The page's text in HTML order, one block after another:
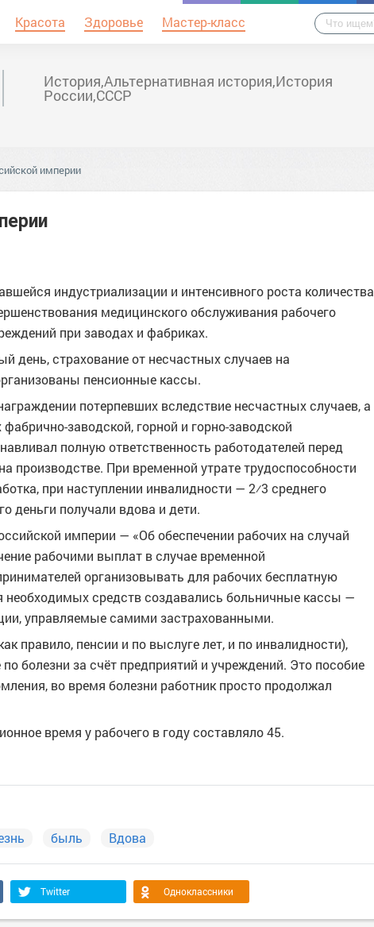
Красота Здоровье Мастер-класс
История,Альтернативная история,История
России,СССР
империи
индустриализации и интенсивного роста количества
медицинского обслуживания рабочего
при заводах и фабриках.
день, страхование от несчастных случаев на
пенсионные кассы.
потерпевших вследствие несчастных случаев, а
заводской, горной и горно-заводской
полную ответственность работодателей перед
производстве. При временной утрате трудоспособности
при наступлении инвалидности — 2⁄3 среднего
деньги получали вдова и дети.
империи — «Об обеспечении рабочих на случай
рабочими выплат в случае временной
организовывать для рабочих бесплатную
средств создавались больничные кассы —
управляемые самими застрахованными.
правило, пенсии и по выслуге лет, и по инвалидности),
болезни за счёт предприятий и учреждений. Это пособие
во время болезни работник просто продолжал
время у рабочего в году составляло 45.
быль Вдова
Twitter Одноклассники